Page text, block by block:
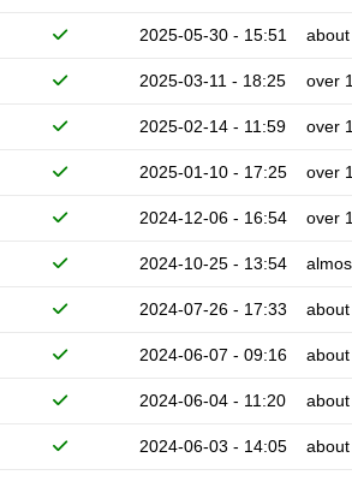
2025-05-30 - 15:51
2025-03-11 - 18:25 over
2025-02-14 - 11:59 over
2025-01-10 - 17:25 over
2024-12-06 - 16:54 over
2024-10-25 - 13:54
2024-07-26 - 17:33
2024-06-07 - 09:16
2024-06-04 - 11:20
2024-06-03 - 14:05